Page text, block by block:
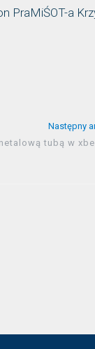
PraMiŚOT-a
Następny
tubą w